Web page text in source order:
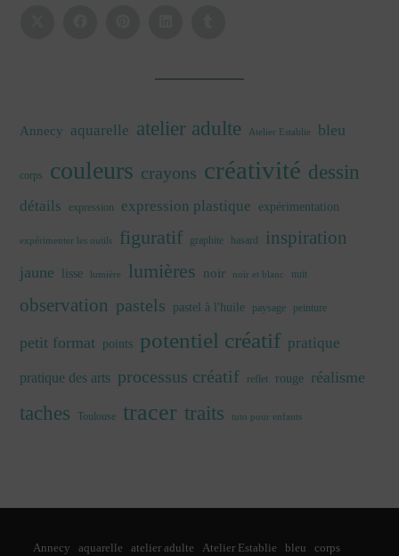
Annecy aquarelle atelier adulte Atelier Establie bleu
corps couleurs crayons créativité dessin
détails expression expression plastique expérimentation
expérimenter les outils figuratif graphite hasard inspiration
jaune lisse lumière lumières noir noir et blanc nuit
observation pastels pastel à l'huile paysage peinture
petit format points potentiel créatif pratique
pratique des arts processus créatif reflet rouge réalisme
taches Toulouse tracer traits tuto pour enfants
Annecy aquarelle atelier adulte Atelier Establie bleu
corps